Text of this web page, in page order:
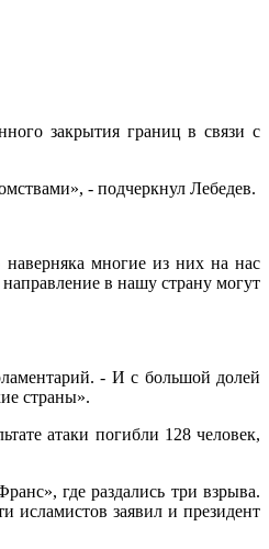
закрытия границ в связи с
- подчеркнул Лебедев.
наверняка многие из них на нас
в нашу страну могут
- И с большой долей
страны».
атаки погибли 128 человек,
где раздались три взрыва.
исламистов заявил и президент